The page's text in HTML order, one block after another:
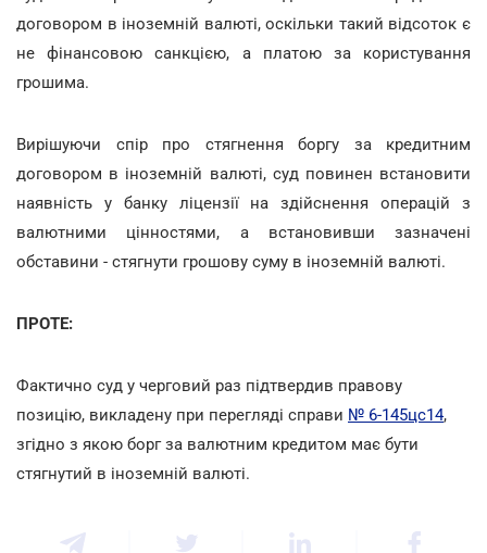
договором в іноземній валюті, оскільки такий відсоток є
не фінансовою санкцією, а платою за користування
грошима.
Вирішуючи спір про стягнення боргу за кредитним
договором в іноземній валюті, суд повинен встановити
наявність у банку ліцензії на здійснення операцій з
валютними цінностями, а встановивши зазначені
обставини - стягнути грошову суму в іноземній валюті.
ПРОТЕ:
Фактично суд у черговий раз підтвердив правову
позицію, викладену при перегляді справи № 6-145цс14,
згідно з якою борг за валютним кредитом має бути
стягнутий в іноземній валюті.